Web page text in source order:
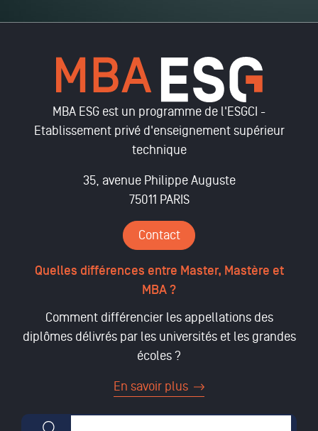
MBA ESG est un programme de l'ESGCI -
Etablissement privé d'enseignement supérieur
technique
35, avenue Philippe Auguste
75011 PARIS
Contact
Quelles différences entre Master, Mastère et
MBA ?
Comment différencier les appellations des
diplômes délivrés par les universités et les grandes
écoles ?
En savoir plus